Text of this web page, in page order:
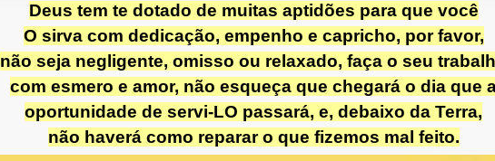
Deus tem te dotado de muitas aptidões para que você
O sirva com dedicação, empenho e capricho, por favor,
não seja negligente, omisso ou relaxado, faça o seu
com esmero e amor, não esqueça que chegará o dia que
oportunidade de servi-LO passará, e, debaixo da Terra,
não haverá como reparar o que fizemos mal feito.